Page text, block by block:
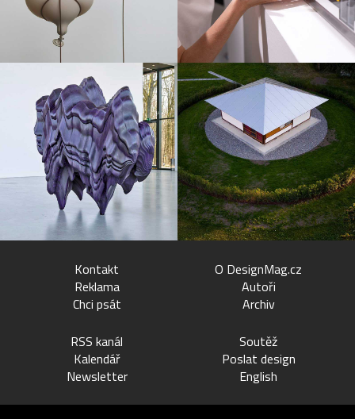
Kontakt
Reklama
Chci psát
O DesignMag.cz
Autoři
Archiv
RSS kanál
Kalendář
Newsletter
Soutěž
Poslat design
English